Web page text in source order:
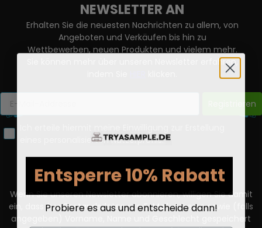
NEWSLETTER AN
Erhalten Sie die neuesten Nachrichten zu allem, von
Angeboten und Verkäufen bis hin zu
Wettbewerben, neuen Produkten und vielem mehr.
Sie können mehr über unseren Newsletter erfahren,
Registrieren
eines personalisierten Nutzerprofils.
Wenn Sie unseren Newsletter abonnieren, willigen Sie damit
ein, dass Ihre Bestandsdaten wie E-Mail-Adresse sowie (falls
angegeben) Vorname, Name und Geschlecht gespeichert
Entsperre 10% Rabatt
Probiere es aus und entscheide dann!